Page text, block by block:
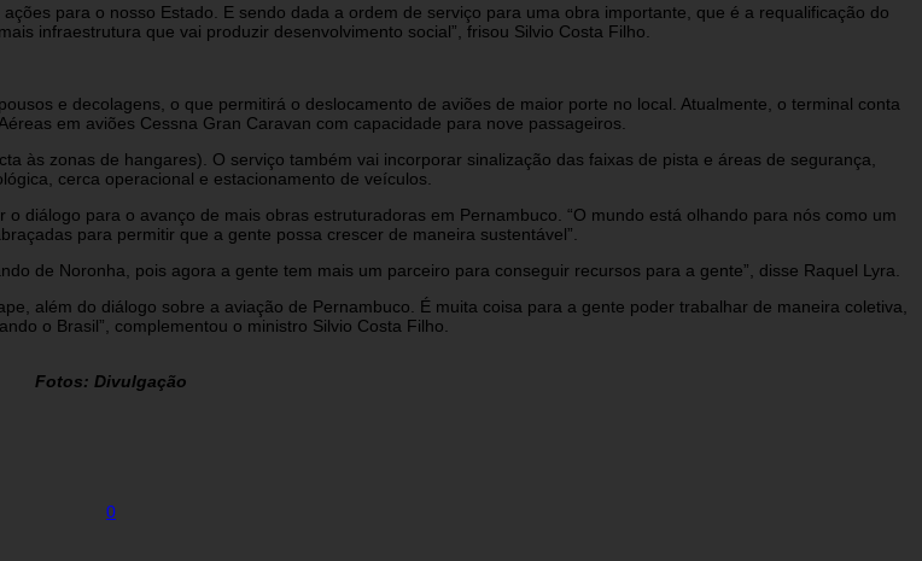
para o nosso Estado. E sendo dada a ordem de serviço para uma obra importante, que é a requalificação do
infraestrutura que vai produzir desenvolvimento social”, frisou Silvio Costa Filho.
e decolagens, o que permitirá o deslocamento de aviões de maior porte no local. Atualmente, o terminal conta
em aviões Cessna Gran Caravan com capacidade para nove passageiros.
às zonas de hangares). O serviço também vai incorporar sinalização das faixas de pista e áreas de segurança,
cerca operacional e estacionamento de veículos.
diálogo para o avanço de mais obras estruturadoras em Pernambuco. “O mundo está olhando para nós como um
para permitir que a gente possa crescer de maneira sustentável”.
de Noronha, pois agora a gente tem mais um parceiro para conseguir recursos para a gente”, disse Raquel Lyra.
além do diálogo sobre a aviação de Pernambuco. É muita coisa para a gente poder trabalhar de maneira coletiva,
o Brasil”, complementou o ministro Silvio Costa Filho.
Fotos: Divulgação
0